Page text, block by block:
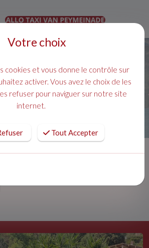
Votre choix
cookies et vous donne le contrôle sur
activer. Vous avez le choix de les
refuser pour naviguer sur notre site
internet.
Tout Accepter